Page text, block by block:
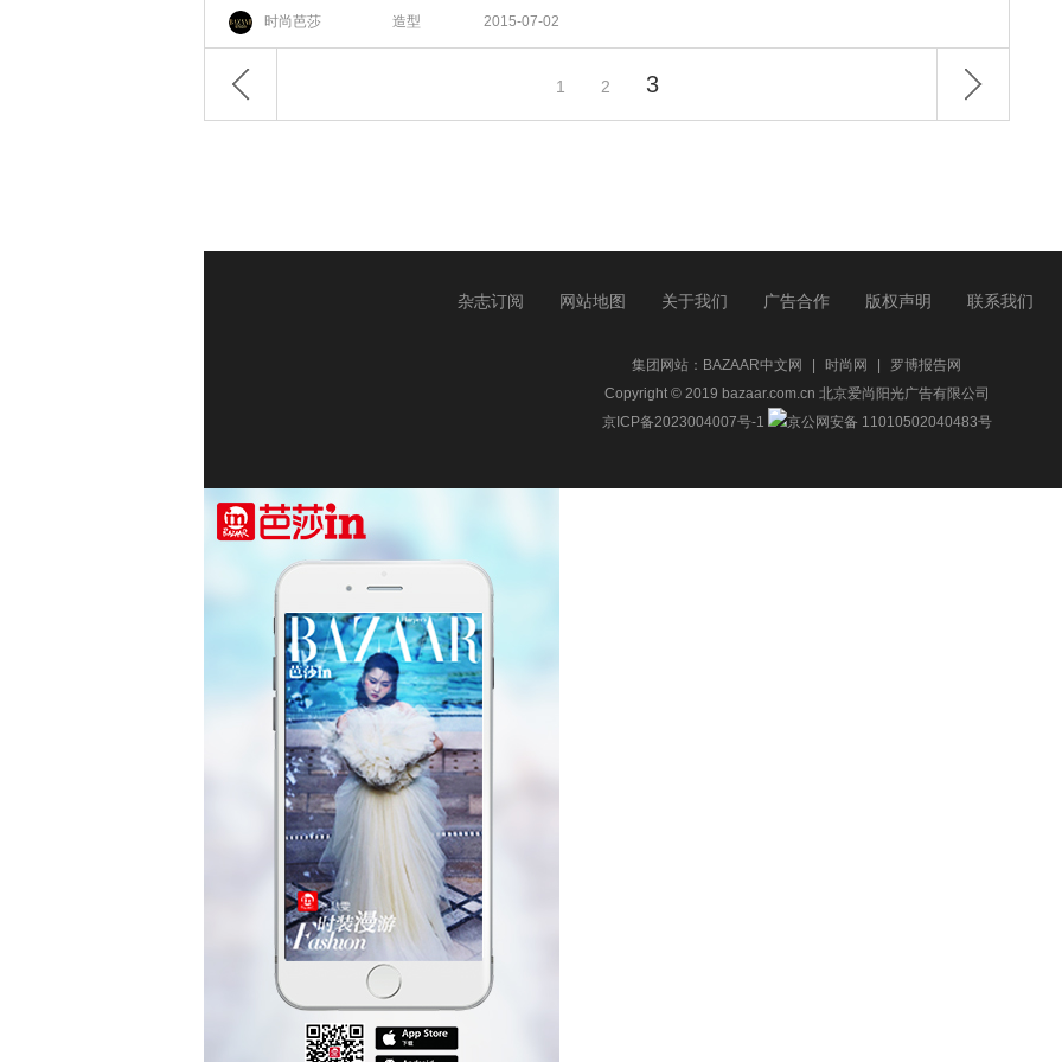
时尚芭莎 造型 2015-07-02
1 2 3
杂志订阅 网站地图 关于我们 广告合作 版权声明 联系我们
集团网站： BAZAAR中文网 时尚网
罗博报告网
Copyright © 2019 bazaar.com.cn 北京爱尚阳光广告有限公司
京ICP备2023004007号-1
京公网安备 11010502040483号